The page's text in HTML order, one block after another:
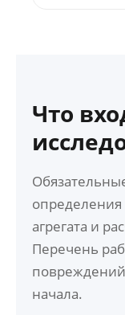
Что
определения
агрегата и
Перечень
повреждений
начала.